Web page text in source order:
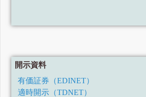
開示資料
有価証券（EDINET）
適時開示（TDNET）